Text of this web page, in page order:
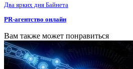
Два ярких дня Байнета
PR-агентство онлайн
Вам также может понравиться